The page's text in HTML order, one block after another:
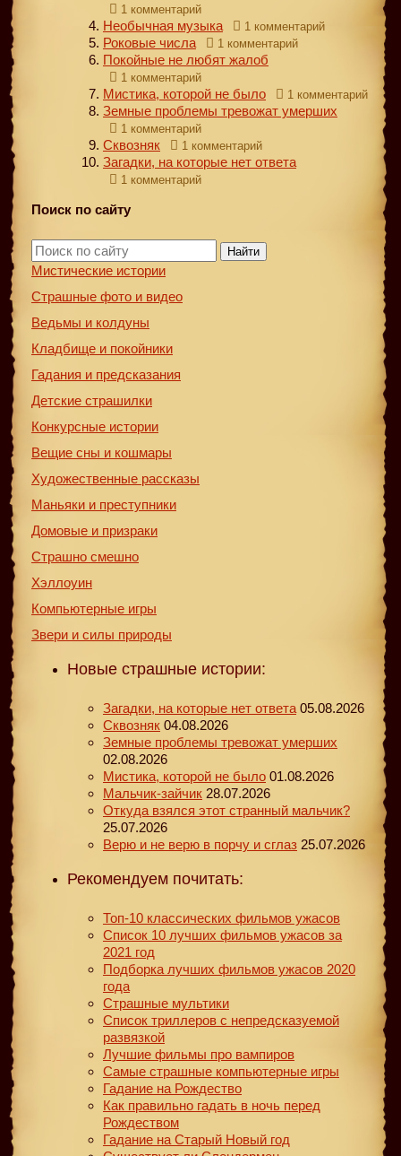
1 комментарий
Необычная музыка 1 комментарий
Роковые числа 1 комментарий
Покойные не любят жалоб
1 комментарий
Мистика, которой не было 1 комментарий
Земные проблемы тревожат умерших
1 комментарий
Сквозняк 1 комментарий
Загадки, на которые нет ответа
1 комментарий
Поиск по сайту
Найти
Мистические истории
Страшные фото и видео
Ведьмы и колдуны
Кладбище и покойники
Гадания и предсказания
Детские страшилки
Конкурсные истории
Вещие сны и кошмары
Художественные рассказы
Маньяки и преступники
Домовые и призраки
Страшно смешно
Хэллоуин
Компьютерные игры
Звери и силы природы
Новые страшные истории:
Загадки, на которые нет ответа 05.08.2026
Сквозняк 04.08.2026
Земные проблемы тревожат умерших
02.08.2026
Мистика, которой не было 01.08.2026
Мальчик-зайчик 28.07.2026
Откуда взялся этот странный мальчик?
25.07.2026
Верю и не верю в порчу и сглаз 25.07.2026
Рекомендуем почитать:
Топ-10 классических фильмов ужасов
Список 10 лучших фильмов ужасов за
2021 год
Подборка лучших фильмов ужасов 2020
года
Страшные мультики
Список триллеров с непредсказуемой
развязкой
Лучшие фильмы про вампиров
Самые страшные компьютерные игры
Гадание на Рождество
Как правильно гадать в ночь перед
Рождеством
Гадание на Старый Новый год